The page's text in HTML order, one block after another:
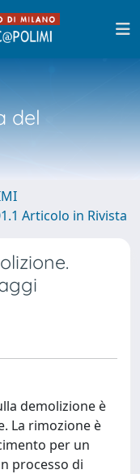
del
Articolo in Rivista
demolizione è
La rimozione è
per un
processo di